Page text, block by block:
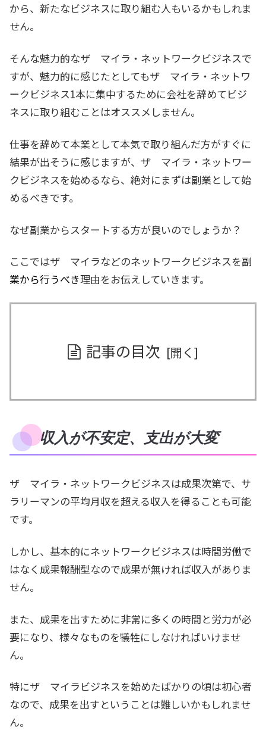
から、新たなビジネスに取り組む人もいるかもしれま
せん。
そんな魅力的なザ マイラ・ネットワークビジネスで
すが、魅力的に感じたとしてもザ マイラ・ネットワ
ークビジネス1本に集中するために会社を辞めてビジ
ネスに取り組むことはオススメしません。
仕事を辞めて本業として本気で取り組んだ方がすぐに
結果が出そうに感じますが、ザ マイラ・ネットワー
クビジネスを始めるなら、絶対にまずは副業として始
めるべきです。
なぜ副業からスタートする方が良いのでしょうか？
ここではザ マイラなどのネットワークビジネスを副
業から行うべき理由をお伝えしていきます。
記事の目次
収入が不安定、支出が大変
ザ マイラ・ネットワークビジネスは成果次第で、サ
ラリーマンの平均月収を超える収入を得ることも可能
です。
しかし、基本的にネットワークビジネスは時間労働で
はなく成果報酬型なので成果が無ければ収入がありま
せん。
また、成果を出すために非常に多くの時間と労力が必
要になり、様々なものを犠牲にしなければいけませ
ん。
特にザ マイラビジネスを始めたばかりの頃は初心者
なので、成果を出すということは難しいかもしれませ
ん。